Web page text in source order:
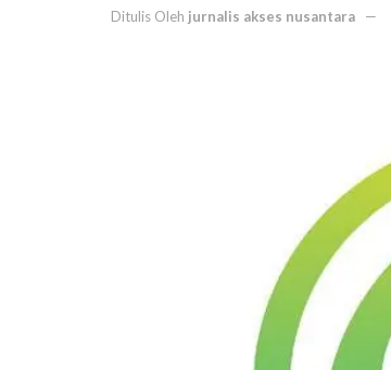
Ditulis Oleh jurnalis akses nusantara